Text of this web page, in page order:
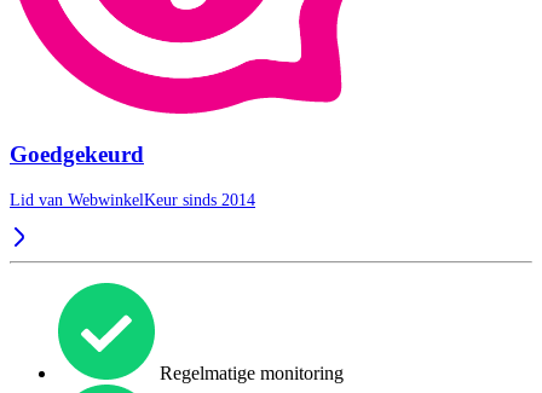
Goedgekeurd
Lid van WebwinkelKeur sinds 2014
Regelmatige monitoring